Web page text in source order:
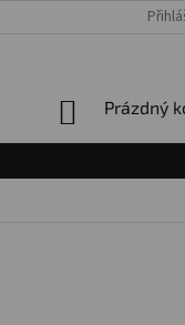
NÁKUPNÍ
Prázdný